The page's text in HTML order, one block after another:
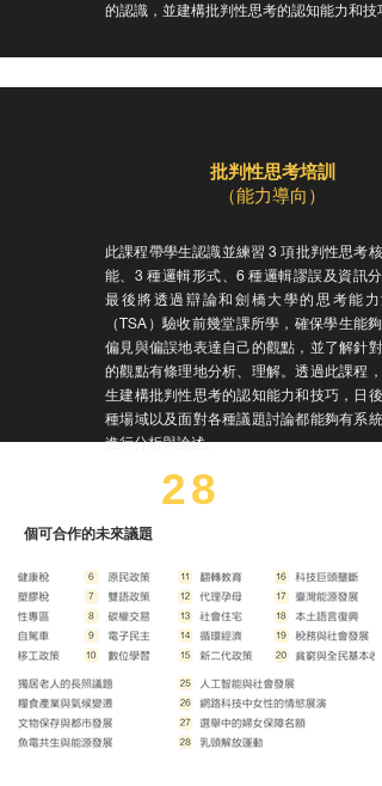
的認識，並建構批判性思考的認知能力和技
批判性思考培訓
​（能力導向）
此課程帶學生認識並練習 3 項批判性思考核
能、3 種邏輯形式、6 種邏輯謬誤及資訊分
最後將透過辯論和劍橋大學的思考能力
（TSA）驗收前幾堂課所學，確保學生能夠
偏見與偏誤地表達自己的觀點，並了解針對
的觀點有條理地分析、理解。透過此課程，
生建構批判性思考的認知能力和技巧，日後
種場域以及面對各種議題討論都能夠有系統
進行分析與論述。
28
​個可合作的未來議題